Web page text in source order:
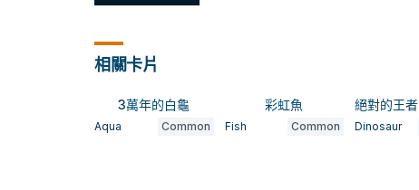
相關卡片
3萬年的白龜
Aqua Common
彩虹魚
Fish Common Dinosaur